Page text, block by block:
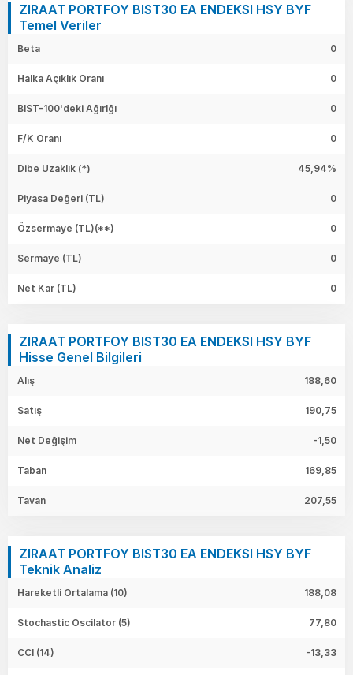
ZIRAAT PORTFOY BIST30 EA ENDEKSI HSY BYF
Temel Veriler
Beta 0
Halka Açıklık Oranı 0
BIST-100'deki Ağırlğı 0
F/K Oranı 0
Dibe Uzaklık (*) 45,94%
Piyasa Değeri (TL) 0
Özsermaye (TL)(**) 0
Sermaye (TL) 0
Net Kar (TL) 0
ZIRAAT PORTFOY BIST30 EA ENDEKSI HSY BYF
Hisse Genel Bilgileri
Alış 188,60
Satış 190,75
Net Değişim -1,50
Taban 169,85
Tavan 207,55
ZIRAAT PORTFOY BIST30 EA ENDEKSI HSY BYF
Teknik Analiz
Hareketli Ortalama (10) 188,08
Stochastic Oscilator (5) 77,80
CCI (14) -13,33